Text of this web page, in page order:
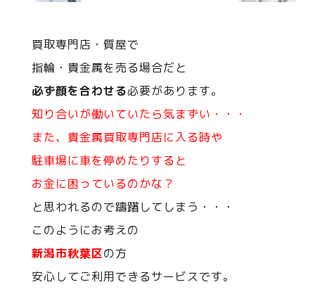
買取専門店・質屋で
指輪・貴金属を売る場合だと
必ず顔を合わせる必要があります。
知り合いが働いていたら気まずい・・・
また、貴金属買取専門店に入る時や
駐車場に車を停めたりすると
お金に困っているのかな？
と思われるので躊躇してしまう・・・
このようにお考えの
新潟市秋葉区の方
安心してご利用できるサービスです。